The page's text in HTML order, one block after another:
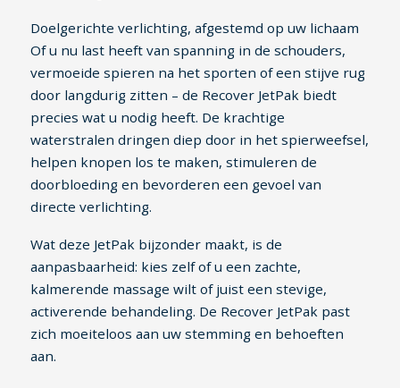
Doelgerichte verlichting, afgestemd op uw lichaam
Of u nu last heeft van spanning in de schouders,
vermoeide spieren na het sporten of een stijve rug
door langdurig zitten – de Recover JetPak biedt
precies wat u nodig heeft. De krachtige
waterstralen dringen diep door in het spierweefsel,
helpen knopen los te maken, stimuleren de
doorbloeding en bevorderen een gevoel van
directe verlichting.
Wat deze JetPak bijzonder maakt, is de
aanpasbaarheid: kies zelf of u een zachte,
kalmerende massage wilt of juist een stevige,
activerende behandeling. De Recover JetPak past
zich moeiteloos aan uw stemming en behoeften
aan.